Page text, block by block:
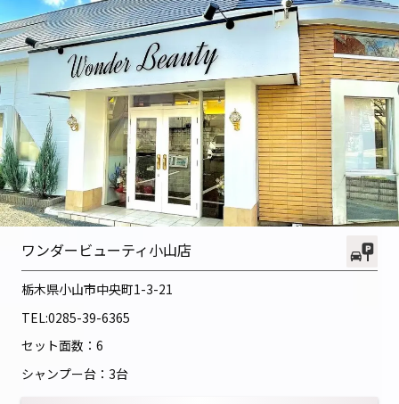
ワンダービューティ小山店
栃木県小山市中央町1-3-21
TEL:0285-39-6365
セット面数：6
シャンプー台：3台